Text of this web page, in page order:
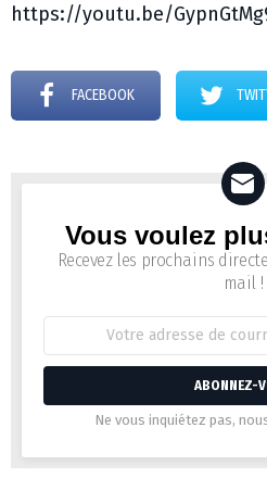
https://youtu.be/
FACEBOOK
Newsletter
Vous voulez
Recevez les prochains
mail !
courrier
Ne vous inquiétez pas,